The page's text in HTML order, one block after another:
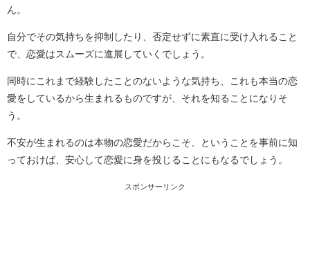
ん。
自分でその気持ちを抑制したり、否定せずに素直に受け入れること
で、恋愛はスムーズに進展していくでしょう。
同時にこれまで経験したことのないような気持ち、これも本当の恋
愛をしているから生まれるものですが、それを知ることになりそ
う。
不安が生まれるのは本物の恋愛だからこそ、ということを事前に知
っておけば、安心して恋愛に身を投じることにもなるでしょう。
スポンサーリンク